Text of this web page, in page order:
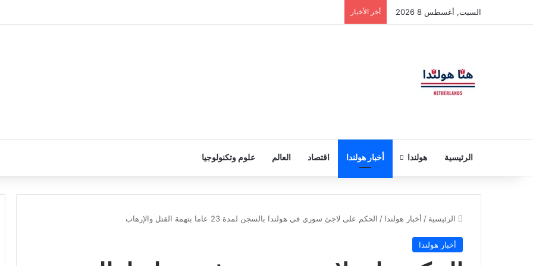
السبت, أغسطس 8 2026 أخر الأخبار
الرئيسية هولندا أخبار هولندا اقتصاد العالم علوم وتكنولوجيا
الرئيسية / أخبار هولندا / الحكم على لاجئ سوري في هولندا بالسجن لمدة 23 عاما بتهمة القتل والإرهاب
أخبار هولندا